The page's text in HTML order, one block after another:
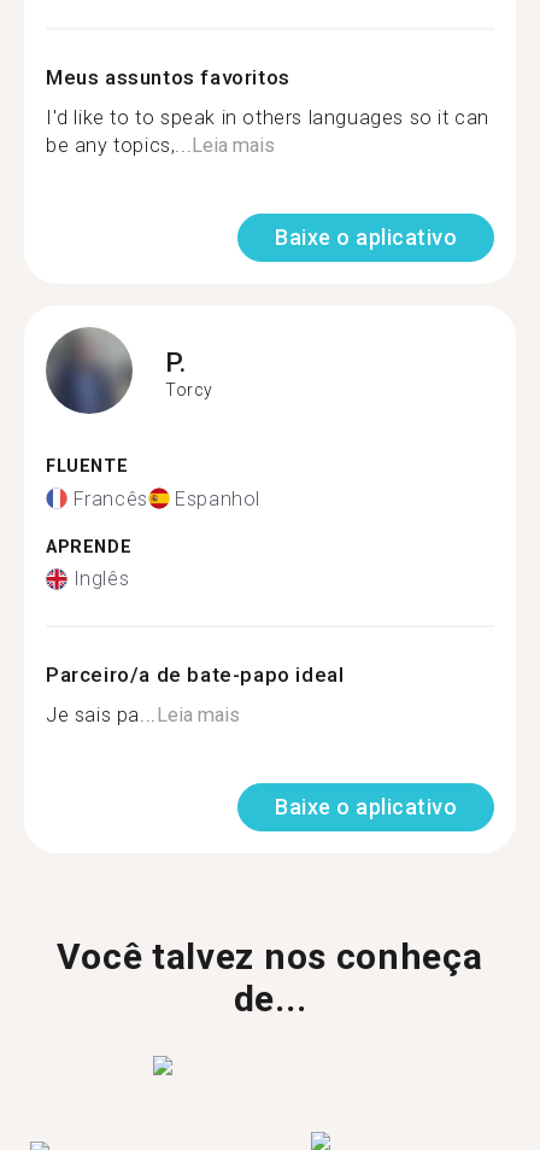
Meus assuntos favoritos
I'd like to to speak in others languages so it can
be any topics,...Leia mais
Baixe o aplicativo
P.
Torcy
FLUENTE
Francês Espanhol
APRENDE
Inglês
Parceiro/a de bate-papo ideal
Je sais pa...Leia mais
Baixe o aplicativo
Você talvez nos conheça
de...